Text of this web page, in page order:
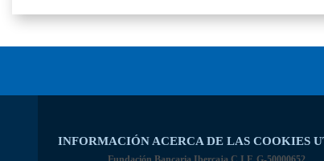
INFORMACIÓN ACERCA DE LAS COOKIES